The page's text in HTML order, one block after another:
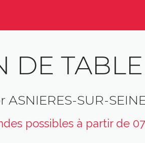
DE TABLE
SUR-
possibles à partir de